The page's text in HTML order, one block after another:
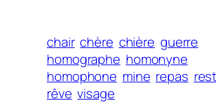
chair chère chière guerre
homographe homonyne
homophone mine repas
rêve visage